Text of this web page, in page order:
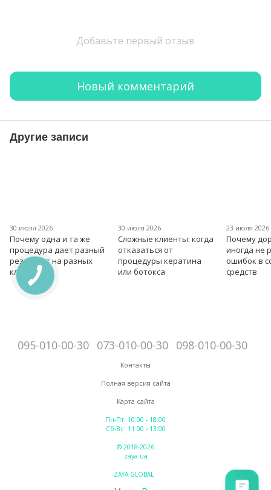
Добавьте первый отзыв
Новый комментарий
Другие записи
30 июля 2026
Почему одна и та же
процедура дает разный
результат на разных
клиентах?
30 июля 2026
Сложные клиенты: когда
отказаться от
процедуры кератина
или ботокса
23 июля 2026
Почему
иногда не
ошибок в
средств
095-010-00-30 073-010-00-30 098-010-00-30
Контакты
Полная версия сайта
Карта сайта
Пн-Пт: 10:00 - 18:00
Сб-Вс: 11:00 - 13:00
© 2018-2026
zaya.ua
ZAYA GLOBAL